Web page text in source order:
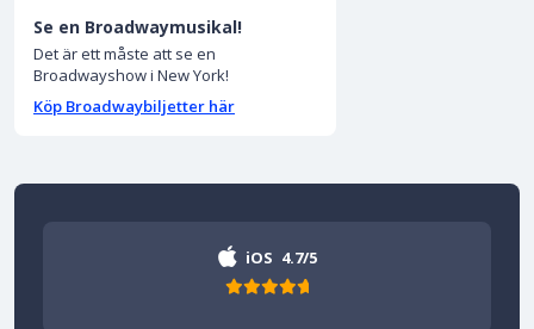
Se en Broadwaymusikal!
Det är ett måste att se en
Broadwayshow i New York!
Köp Broadwaybiljetter här
iOS 4.7/5